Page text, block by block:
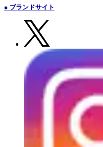
● ブランドサイト